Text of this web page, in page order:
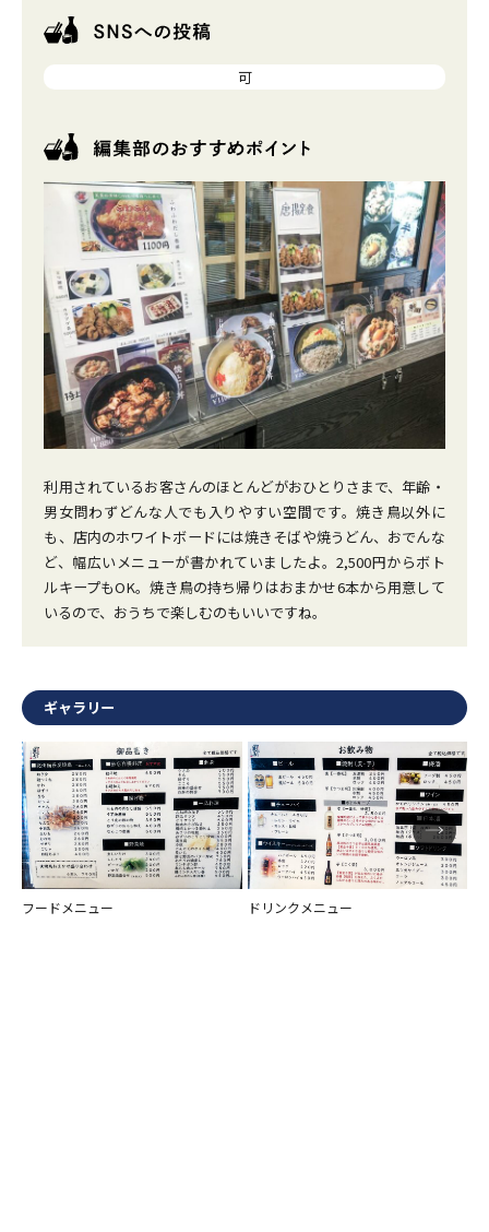
可
利用されているお客さんのほとんどがおひとりさまで、年齢・
男女問わずどんな人でも入りやすい空間です。焼き鳥以外に
も、店内のホワイトボードには焼きそばや焼うどん、おでんな
ど、幅広いメニューが書かれていましたよ。2,500円からボト
ルキープもOK。焼き鳥の持ち帰りはおまかせ6本から用意して
いるので、おうちで楽しむのもいいですね。
ギャラリー
フードメニュー ドリンクメニュー